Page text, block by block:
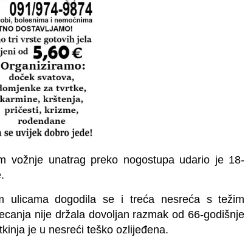
vožnje unatrag preko nogostupaudario je 18-
.
ulicama dogodila se i treća nesreća s težim
nije držala dovoljan razmak od 66-godišnje
je u nesreći teško ozlijeđena.